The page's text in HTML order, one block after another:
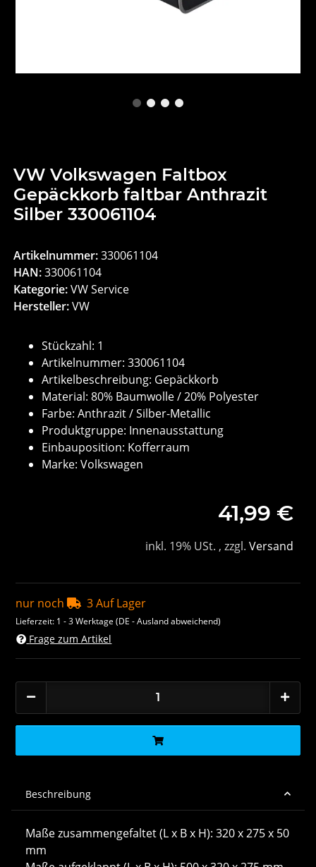
VW Volkswagen Faltbox
Gepäckkorb faltbar Anthrazit
Silber 330061104
Artikelnummer:330061104
HAN:330061104
Kategorie:VW Service
Hersteller:VW
Stückzahl: 1
Artikelnummer: 330061104
Artikelbeschreibung: Gepäckkorb
Material: 80% Baumwolle / 20% Polyester
Farbe: Anthrazit / Silber-Metallic
Produktgruppe: Innenausstattung
Einbauposition: Kofferraum
Marke: Volkswagen
41,99 €
inkl. 19% USt. , zzgl. Versand
nur noch 3 Auf Lager
Lieferzeit: 1 - 3 Werktage(DE - Ausland abweichend)
Frage zum Artikel
Beschreibung
Maße zusammengefaltet (L x B x H): 320 x 275 x 50
mm